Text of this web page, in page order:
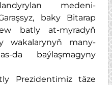
medeni-
baky Bitarap
batly at-myradyň
wakalarynyň many-
da baýlaşmagyny
Prezidentimiz täze